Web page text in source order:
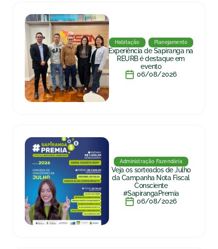
Habitação Planejamento
Experiência de Sapiranga na
REURB é destaque em
evento
06/08/2026
Administração Fazendária
Veja os sorteados de Julho
da Campanha Nota Fiscal
Consciente
#SapirangaPremia
06/08/2026